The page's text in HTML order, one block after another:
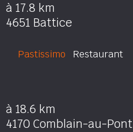
à 17.8 km
4651 Battice
Pastissimo Restaurant
à 18.6 km
4170 Comblain-au-Pont